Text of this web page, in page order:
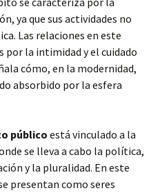
ya que sus actividades no
Las relaciones en este
por la intimidad y el cuidado
cómo, en la modernidad,
absorbido por la esfera
públicoestá vinculado a la
se lleva a cabo la política,
y la pluralidad. En este
presentan como seres